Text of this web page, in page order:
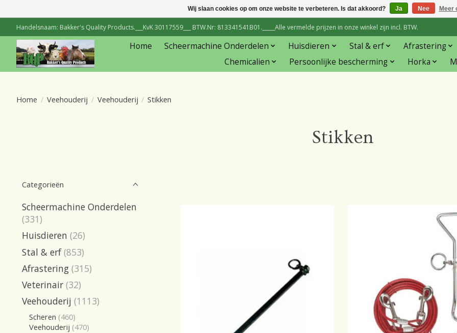
Handelsnaam: Bakker's Quality Products.___KvK 30117559___ BTW.Nr: 813341541B01._____Alle vermelde prijzen in onze winkel zijn incl. BTW.
Home Scheermachine Onderdelen Huisdieren Stal & erf
Afrastering
Chemicalien
Persoonlijke bescherming Horka
Home / Veehouderij / Veehouderij / Stikken
Stikken
Categorieën
Scheermachine Onderdelen
(331)
Huisdieren (26)
Stal & erf (853)
Afrastering (315)
Veterinair (32)
Veehouderij (1113)
Scheren (460)
Veehouderij (470)
Wij slaan cookies op om onze website te verbeteren. Is dat akkoord? Ja Nee Meer